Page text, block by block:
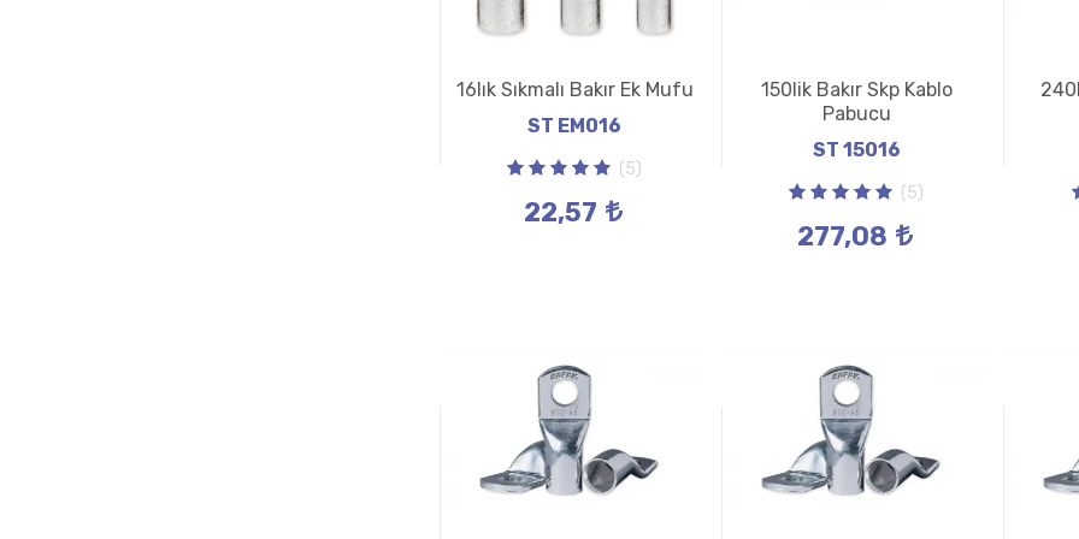
16lık Sıkmalı Bakır Ek Mufu
ST EM016
(5)
22,57
150lik Bakır Skp Kablo
Pabucu
ST 15016
(5)
277,08